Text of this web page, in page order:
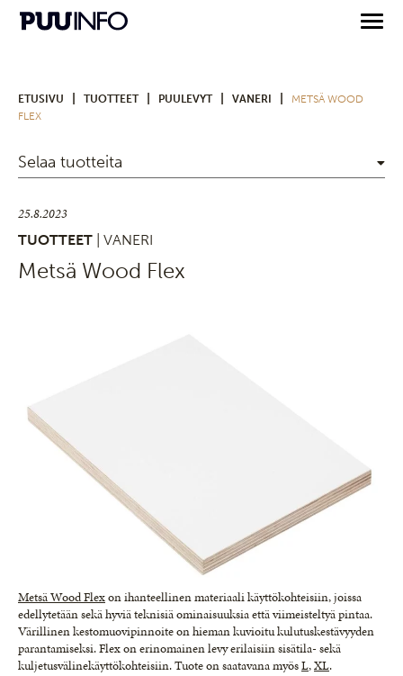
ETUSIVU TUOTTEET PUULEVYT VANERI
METSÄ WOOD
FLEX
Selaa tuotteita
25.8.2023
TUOTTEET
| VANERI
Metsä Wood Flex
Metsä Wood Flexon ihanteellinen materiaali käyttökohteisiin, joissa
edellytetään sekä hyviä teknisiä ominaisuuksia että viimeisteltyä pintaa.
Värillinen kestomuovipinnoite on hieman kuvioitu kulutuskestävyyden
parantamiseksi. Flex on erinomainen levy erilaisiin sisätila- sekä
kuljetusvälinekäyttökohteisiin. Tuote on saatavana myösL,XL.